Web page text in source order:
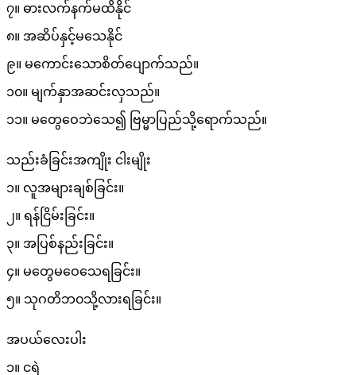
၇။ ဓားလက်နက်မထိနိုင်
၈။ အဆိပ်နှင့်မသေနိုင်
၉။ မကောင်းသောစိတ်ပျောက်သည်။
၁၀။ မျက်နှာအဆင်းလှသည်။
၁၁။ မတွေဝေဘဲသေ၍ ဗြမ္မာပြည်သို့ရောက်သည်။
သည်းခံခြင်းအကျိုး ငါးမျိုး
၁။ လူအများချစ်ခြင်း။
၂။ ရန်ငြိမ်းခြင်း။
၃။ အပြစ်နည်းခြင်း။
၄။ မတွေမဝေသေရခြင်း။
၅။ သုဂတိဘ၀သို့လားရခြင်း။
အပယ်လေးပါး
၁။ ငရဲ